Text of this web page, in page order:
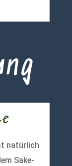
natürlich
Sake-